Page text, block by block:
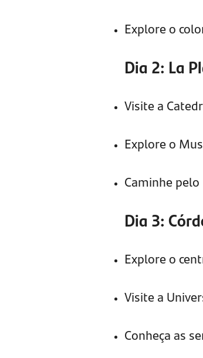
Explore o
Dia 2: La
Visite a
Explore o
Caminhe
Dia 3:
Explore o
Visite a
Conheça as